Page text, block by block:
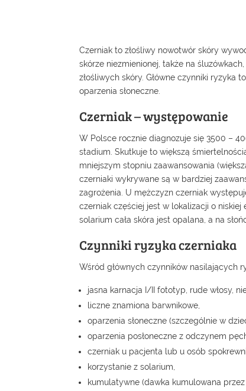
Czerniak to złośliwy nowotwór skóry
skórze niezmienionej, także na
złośliwych skóry. Główne czynniki ryzyka
oparzenia słoneczne.
Czerniak – występowanie
W Polsce rocznie diagnozuje się 3500 –
stadium. Skutkuje to większą
mniejszym stopniu zaawansowania
czerniaki wykrywane są w bardziej
zagrożenia. U mężczyzn czerniak
czerniak częściej jest w lokalizacji o
solarium cała skóra jest opalana, a na
Czynniki ryzyka czerniaka
Wśród głównych czynników nasilających
jasna karnacja I/II fototyp, rude włosy,
liczne znamiona barwnikowe,
oparzenia słoneczne (szczególnie w
oparzenia posłoneczne z odczynem
czerniak u pacjenta lub u osób
korzystanie z solarium,
kumulatywne (dawka kumulowana